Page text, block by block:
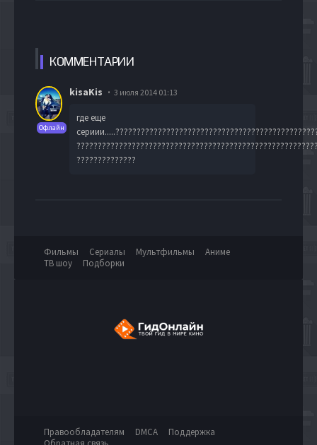
КОММЕНТАРИИ
Офлайн
kisaKis 3 июля 2014 01:13
где еще
??????????????
Фильмы Сериалы Мультфильмы
Аниме
ТВ шоу
Подборки
Правообладателям DMCA
Поддержка